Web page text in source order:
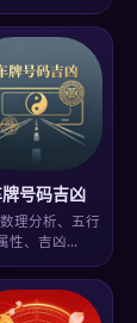
号码吉凶
理分析、五行
性、吉凶…